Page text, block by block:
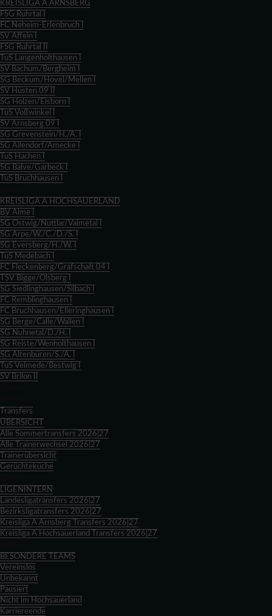
KREISLIGA A ARNSBERG
FSG Ruhrtal I
FC Neheim-Erlenbruch I
SV Affeln I
FSG Ruhrtal II
TuS Langenholthausen I
SV Bachum/Bergheim I
SG Beckum/Hövel/Mellen I
SV Hüsten 09 II
SG Holzen/Eisborn I
TuS Voßwinkel I
SV Arnsberg 09 I
SG Grevenstein/H./A. I
SG Allendorf/Amecke I
TuS Hachen I
SG Balve/Garbeck I
TuS Bruchhausen I
KREISLIGA A HOCHSAUERLAND
BV Alme I
SG Ostwig/Nuttlar/Valmetal I
SG Arpe/W./C./D./S. I
SG Eversberg/H./W. I
TuS Medebach I
FC Fleckenberg/Grafschaft 04 I
TSV Bigge/Olsberg I
SG Siedlinghausen/Silbach I
FC Remblinghausen I
FC Bruchhausen/Elleringhausen I
SG Berge/Calle/Wallen I
SG Nuhnetal/D./H. I
SG Reiste/Wenholthausen I
SG Altenbüren/S./A. I
TuS Velmede/Bestwig I
SV Brilon II
Transfers
ÜBERSICHT
Alle Sommertransfers 2026|27
Alle Trainerwechsel 2026|27
Trainerübersicht
Gerüchteküche
LIGENINTERN
Landesligatransfers 2026|27
Bezirksligatransfers 2026|27
Kreisliga A Arnsberg Transfers 2026|27
Kreisliga A Hochsauerland Transfers 2026|27
BESONDERE TEAMS
Vereinslos
Unbekannt
Pausiert
Nicht im Hochsauerland
Karriereende